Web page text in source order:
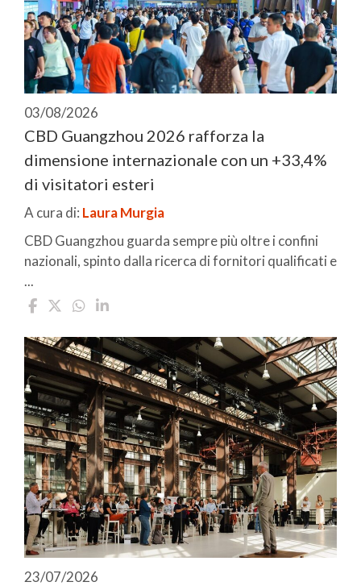
03/08/2026
CBD Guangzhou 2026 rafforza la
dimensione internazionale con un +33,4%
di visitatori esteri
A cura di: Laura Murgia
CBD Guangzhou guarda sempre più oltre i confini
nazionali, spinto dalla ricerca di fornitori qualificati e
...
23/07/2026